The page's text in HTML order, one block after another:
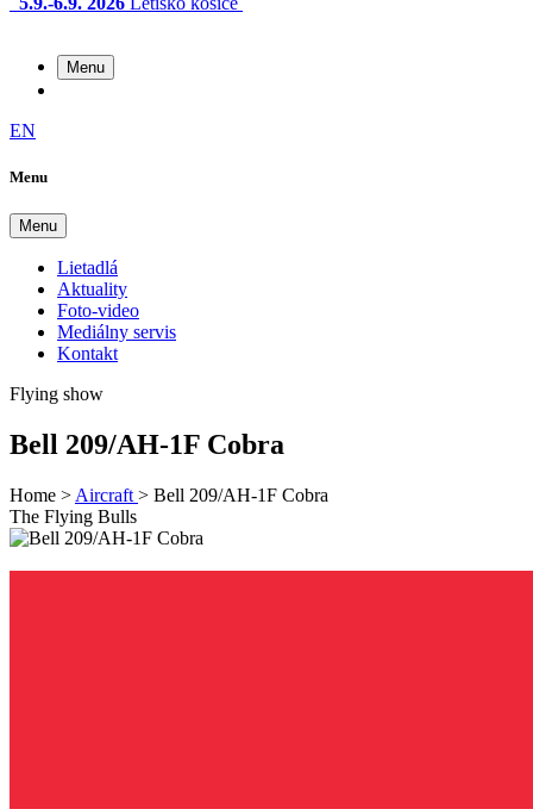
Menu
EN
Menu
Menu
Lietadlá
Aktuality
Foto-video
Mediálny servis
Kontakt
Flying show
Bell 209/AH-1F Cobra
Home > Aircraft > Bell 209/AH-1F Cobra
The Flying Bulls